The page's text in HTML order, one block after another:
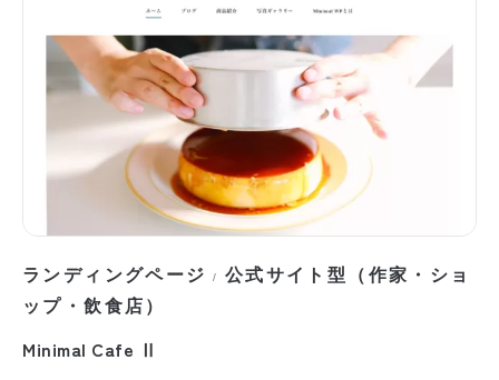
ランディングページ / 公式サイト型（作家・ショ
ップ・飲食店）
Minimal Cafe Ⅱ